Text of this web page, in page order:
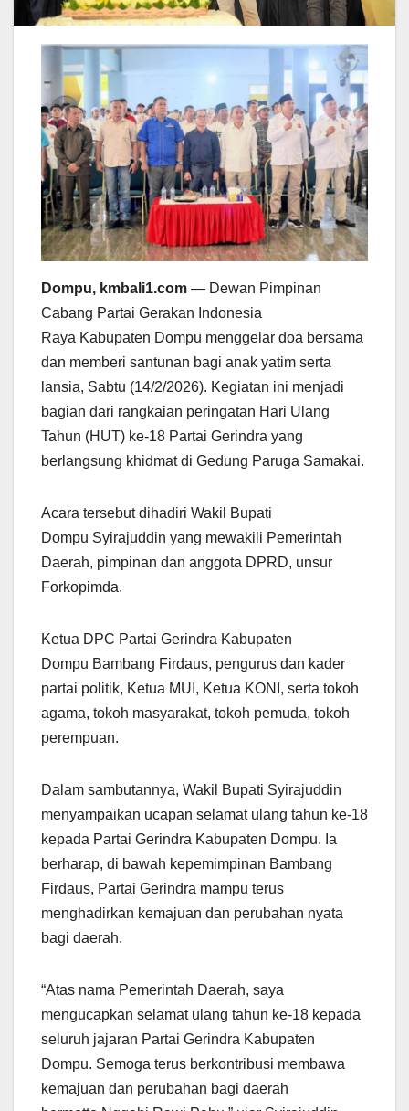
Dompu, kmbali1.com — Dewan Pimpinan
Cabang Partai Gerakan Indonesia
Raya Kabupaten Dompu menggelar doa bersama
dan memberi santunan bagi anak yatim serta
lansia, Sabtu (14/2/2026). Kegiatan ini menjadi
bagian dari rangkaian peringatan Hari Ulang
Tahun (HUT) ke-18 Partai Gerindra yang
berlangsung khidmat di Gedung Paruga Samakai.
Acara tersebut dihadiri Wakil Bupati
Dompu Syirajuddin yang mewakili Pemerintah
Daerah, pimpinan dan anggota DPRD, unsur
Forkopimda.
Ketua DPC Partai Gerindra Kabupaten
Dompu Bambang Firdaus, pengurus dan kader
partai politik, Ketua MUI, Ketua KONI, serta tokoh
agama, tokoh masyarakat, tokoh pemuda, tokoh
perempuan.
Dalam sambutannya, Wakil Bupati Syirajuddin
menyampaikan ucapan selamat ulang tahun ke-18
kepada Partai Gerindra Kabupaten Dompu. Ia
berharap, di bawah kepemimpinan Bambang
Firdaus, Partai Gerindra mampu terus
menghadirkan kemajuan dan perubahan nyata
bagi daerah.
“Atas nama Pemerintah Daerah, saya
mengucapkan selamat ulang tahun ke-18 kepada
seluruh jajaran Partai Gerindra Kabupaten
Dompu. Semoga terus berkontribusi membawa
kemajuan dan perubahan bagi daerah